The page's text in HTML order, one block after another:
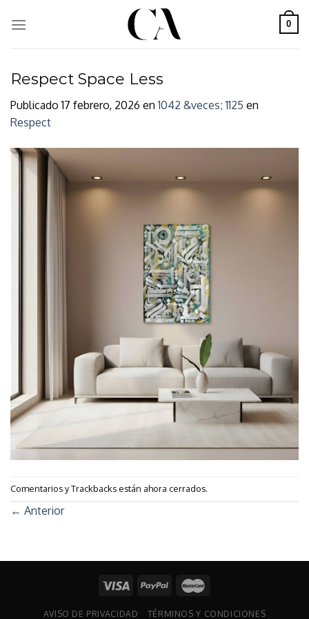
0
Respect Space Less
Publicado17 febrero, 2026 en1042 &veces; 1125 en
Respect
Comentarios y Trackbacks están ahora cerrados.
← Anterior
AVISO DE PRIVACIDAD TÉRMINOS Y CONDICIONES